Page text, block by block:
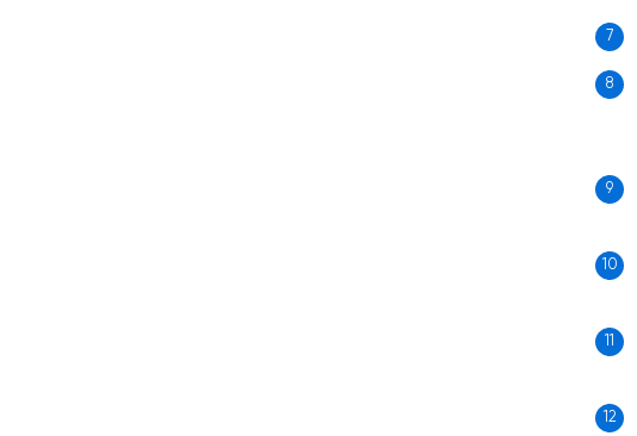
7
8
9
10
11
12